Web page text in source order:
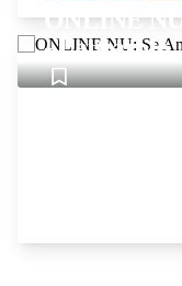
ONLINE
- Lanzarote